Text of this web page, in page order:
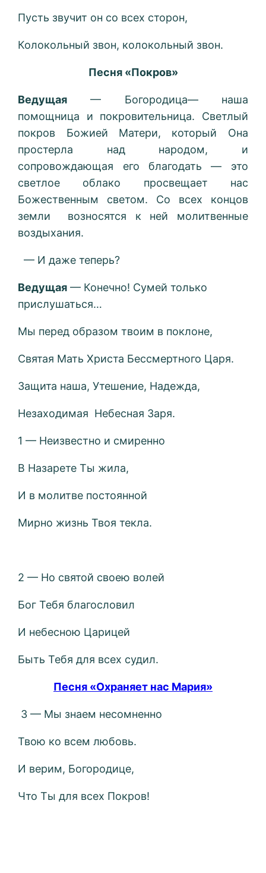
Пусть звучит он со всех сторон,
Колокольный звон, колокольный звон.
Песня «Покров»
Ведущая — Богородица— наша
помощница и покровительница. Светлый
покров Божией Матери, который Она
простерла над народом, и
сопровождающая его благодать — это
светлое облако просвещает нас
Божественным светом. Со всех концов
земли возносятся к ней молитвенные
воздыхания.
— И даже теперь?
Ведущая — Конечно! Сумей только
прислушаться…
Мы перед образом твоим в поклоне,
Святая Мать Христа Бессмертного Царя.
Защита наша, Утешение, Надежда,
Незаходимая Небесная Заря.
1 — Неизвестно и смиренно
В Назарете Ты жила,
И в молитве постоянной
Мирно жизнь Твоя текла.
2 — Но святой своею волей
Бог Тебя благословил
И небесною Царицей
Быть Тебя для всех судил.
Песня «Охраняет нас Мария»
3 — Мы знаем несомненно
Твою ко всем любовь.
И верим, Богородице,
Что Ты для всех Покров!